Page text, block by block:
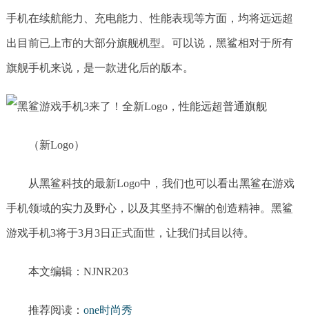
手机在续航能力、充电能力、性能表现等方面，均将远远超
出目前已上市的大部分旗舰机型。可以说，黑鲨相对于所有
旗舰手机来说，是一款进化后的版本。
（新Logo）
从黑鲨科技的最新Logo中，我们也可以看出黑鲨在游戏
手机领域的实力及野心，以及其坚持不懈的创造精神。黑鲨
游戏手机3将于3月3日正式面世，让我们拭目以待。
本文编辑：NJNR203
推荐阅读： one时尚秀